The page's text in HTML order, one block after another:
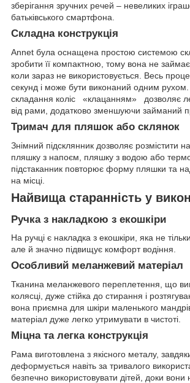
зберігання зручних речей – невеликих
батьківського смартфона.
Складна конструкція
Annet була оснащена простою системою
зробити її компактною, тому вона не займає
коли зараз не використовується. Весь
секунд і може бути виконаний одним
складання коліс «клацанням» дозволяє
від рами, додатково зменшуючи займаний
Тримач для пляшок або склянок
Знімний підсклянник дозволяє розмістити
пляшку з напоєм, пляшку з водою або
підстаканник повторює форму пляшки та
на місці.
Найвища старанність у
Ручка з накладкою з екошкіри
На ручці є накладка з екошкіри, яка не
але й значно підвищує комфорт водіння.
Особливий меланжевий матеріал
Тканина меланжевого переплетення, що
колясці, дуже стійка до стирання і
вона приємна для шкіри маленького
матеріал дуже легко утримувати в чистоті.
Міцна та легка конструкція
Рама виготовлена з якісного металу,
деформується навіть за тривалого
безпечно використовувати дітей, доки